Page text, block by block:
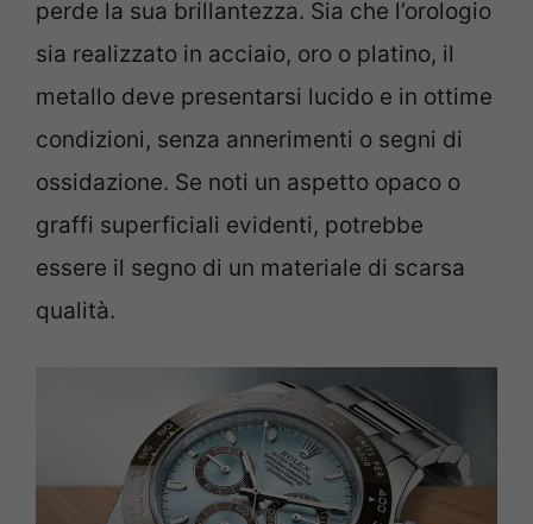
perde la sua brillantezza. Sia che l’orologio
sia realizzato in acciaio, oro o platino, il
metallo deve presentarsi lucido e in ottime
condizioni, senza annerimenti o segni di
ossidazione. Se noti un aspetto opaco o
graffi superficiali evidenti, potrebbe
essere il segno di un materiale di scarsa
qualità.